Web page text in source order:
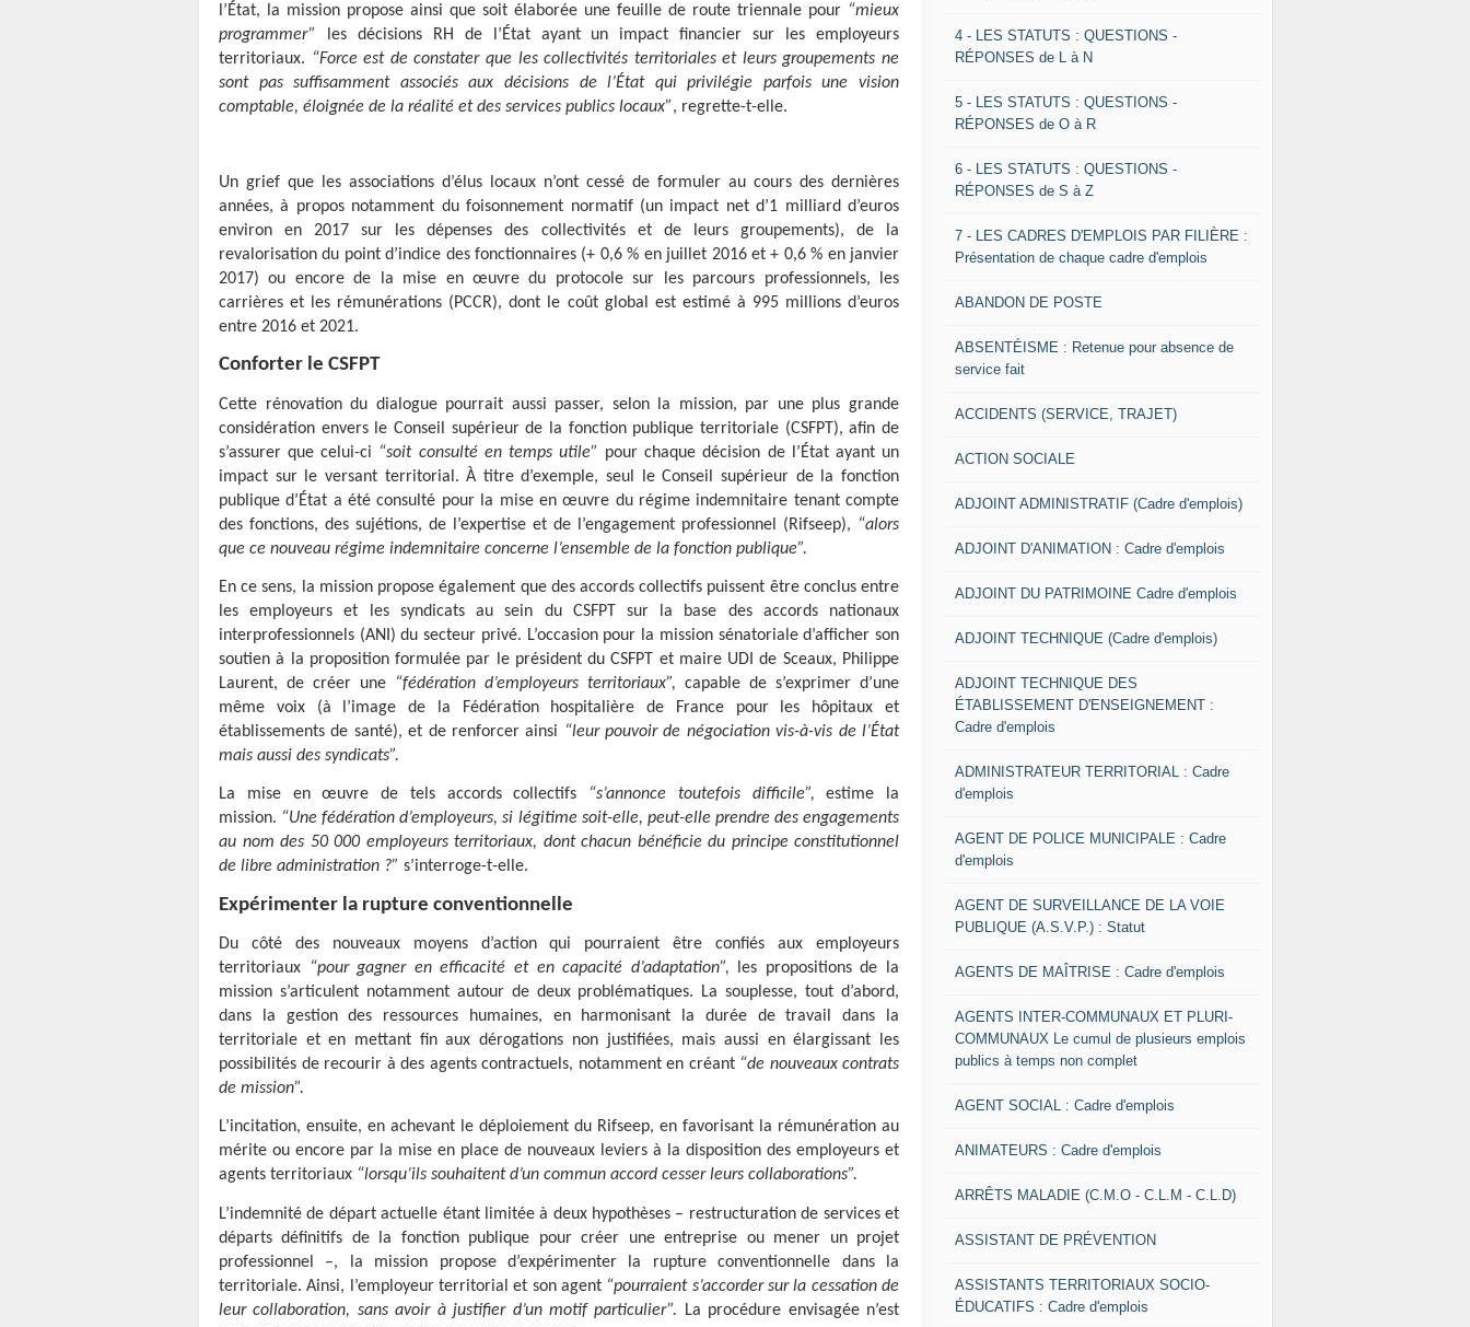
l’État, la mission propose ainsi que soit élaborée une feuille de route triennale pour “mieux
programmer”
les décisions RH de l’État ayant un impact financier sur les employeurs
territoriaux. “Force est de constater que les collectivités territoriales et leurs groupements ne
sont pas suffisamment associés aux décisions de l’État qui privilégie parfois une vision
comptable, éloignée de la réalité et des services publics locaux”, regrette-t-elle.
Un grief que les associations d’élus locaux n’ont cessé de formuler au cours des dernières
années, à propos notamment du foisonnement normatif (un impact net d’1 milliard d’euros
environ en 2017 sur les dépenses des collectivités et de leurs groupements), de la
revalorisation du point d’indice des fonctionnaires (+ 0,6 % en juillet 2016 et + 0,6 % en janvier
2017) ou encore de la mise en œuvre du protocole sur les parcours professionnels, les
carrières et les rémunérations (PCCR), dont le coût global est estimé à 995 millions d’euros
entre 2016 et 2021.
Conforter le CSFPT
Cette rénovation du dialogue pourrait aussi passer, selon la mission, par une plus grande
considération envers le Conseil supérieur de la fonction publique territoriale (CSFPT), afin de
s’assurer que celui-ci “soit consulté en temps utile” pour chaque décision de l’État ayant un
impact sur le versant territorial. À titre d’exemple, seul le Conseil supérieur de la fonction
publique d’État a été consulté pour la mise en œuvre du régime indemnitaire tenant compte
des fonctions, des sujétions, de l’expertise et de l’engagement professionnel (Rifseep), “alors
que ce nouveau régime indemnitaire concerne l’ensemble de la fonction publique”.
En ce sens, la mission propose également que des accords collectifs puissent être conclus entre
les employeurs et les syndicats au sein du CSFPT sur la base des accords nationaux
interprofessionnels (ANI) du secteur privé. L’occasion pour la mission sénatoriale d’afficher son
soutien à la proposition formulée par le président du CSFPT et maire UDI de Sceaux, Philippe
Laurent, de créer une
“fédération d’employeurs territoriaux”, capable de s’exprimer d’une
même voix (à l’image de la Fédération hospitalière de France pour les hôpitaux et
établissements de santé), et de renforcer ainsi “leur pouvoir de négociation vis-à-vis de l’État
mais aussi des syndicats”.
La mise en œuvre de tels accords collectifs “s’annonce toutefois difficile”, estime la
mission. “Une fédération d’employeurs, si légitime soit-elle, peut-elle prendre des engagements
au nom des 50 000 employeurs territoriaux, dont chacun bénéficie du principe constitutionnel
de libre administration ?” s’interroge-t-elle.
Expérimenter la rupture conventionnelle
Du côté des nouveaux moyens d’action qui pourraient être confiés aux employeurs
territoriaux
“pour gagner en efficacité et en capacité d’adaptation”, les propositions de la
mission s’articulent notamment autour de deux problématiques. La souplesse, tout d’abord,
dans la gestion des ressources humaines, en harmonisant la durée de travail dans la
territoriale et en mettant fin aux dérogations non justifiées, mais aussi en élargissant les
possibilités de recourir à des agents contractuels, notamment en créant “de nouveaux contrats
de mission”.
L’incitation, ensuite, en achevant le déploiement du Rifseep, en favorisant la rémunération au
mérite ou encore par la mise en place de nouveaux leviers à la disposition des employeurs et
agents territoriaux “lorsqu’ils souhaitent d’un commun accord cesser leurs collaborations”.
L’indemnité de départ actuelle étant limitée à deux hypothèses – restructuration de services et
départs définitifs de la fonction publique pour créer une entreprise ou mener un projet
professionnel –, la mission propose d’expérimenter la rupture conventionnelle dans la
territoriale. Ainsi, l’employeur territorial et son agent “pourraient s’accorder sur la cessation de
leur collaboration, sans avoir à justifier d’un motif particulier”. La procédure envisagée n’est
4 - LES STATUTS : QUESTIONS -
RÉPONSES de L à N
5 - LES STATUTS : QUESTIONS -
RÉPONSES de O à R
6 - LES STATUTS : QUESTIONS -
RÉPONSES de S à Z
7 - LES CADRES D'EMPLOIS PAR FILIÈRE :
Présentation de chaque cadre d'emplois
ABANDON DE POSTE
ABSENTÉISME : Retenue pour absence de
service fait
ACCIDENTS (SERVICE, TRAJET)
ACTION SOCIALE
ADJOINT ADMINISTRATIF (Cadre d'emplois)
ADJOINT D'ANIMATION : Cadre d'emplois
ADJOINT DU PATRIMOINE Cadre d'emplois
ADJOINT TECHNIQUE (Cadre d'emplois)
ADJOINT TECHNIQUE DES
ÉTABLISSEMENT D'ENSEIGNEMENT :
Cadre d'emplois
ADMINISTRATEUR TERRITORIAL : Cadre
d'emplois
AGENT DE POLICE MUNICIPALE : Cadre
d'emplois
AGENT DE SURVEILLANCE DE LA VOIE
PUBLIQUE (A.S.V.P.) : Statut
AGENTS DE MAÎTRISE : Cadre d'emplois
AGENTS INTER-COMMUNAUX ET PLURI-
COMMUNAUX Le cumul de plusieurs emplois
publics à temps non complet
AGENT SOCIAL : Cadre d'emplois
ANIMATEURS : Cadre d'emplois
ARRÊTS MALADIE (C.M.O - C.L.M - C.L.D)
ASSISTANT DE PRÉVENTION
ASSISTANTS TERRITORIAUX SOCIO-
ÉDUCATIFS : Cadre d'emplois